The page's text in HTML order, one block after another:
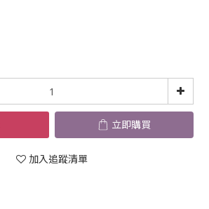
立即購買
加入追蹤清單